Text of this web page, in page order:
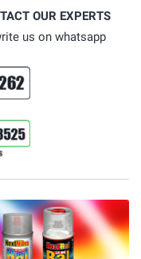
OUR EXPERTS
us on whatsapp